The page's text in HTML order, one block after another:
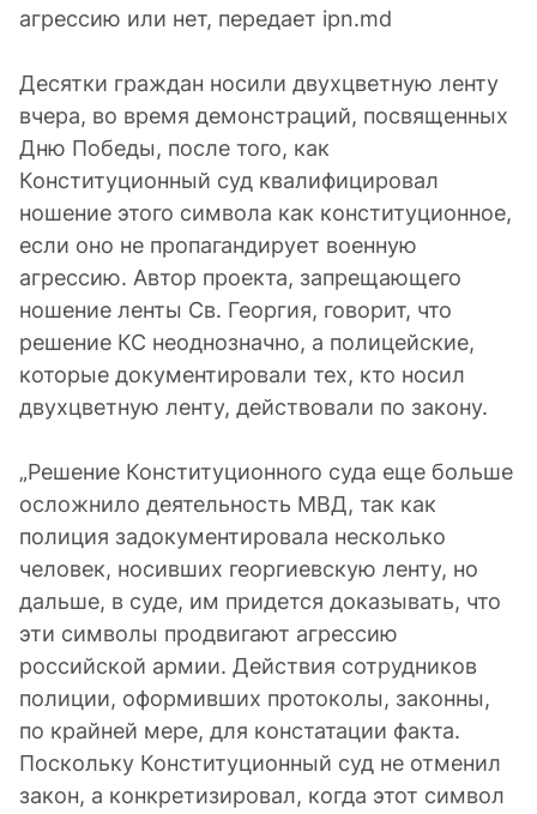
агрессию или нет, передает ipn.md
Десятки граждан носили двухцветную ленту
вчера, во время демонстраций, посвященных
Дню Победы, после того, как
Конституционный суд квалифицировал
ношение этого символа как конституционное,
если оно не пропагандирует военную
агрессию. Автор проекта, запрещающего
ношение ленты Св. Георгия, говорит, что
решение КС неоднозначно, а полицейские,
которые документировали тех, кто носил
двухцветную ленту, действовали по закону.
„Решение Конституционного суда еще больше
осложнило деятельность МВД, так как
полиция задокументировала несколько
человек, носивших георгиевскую ленту, но
дальше, в суде, им придется доказывать, что
эти символы продвигают агрессию
российской армии. Действия сотрудников
полиции, оформивших протоколы, законны,
по крайней мере, для констатации факта.
Поскольку Конституционный суд не отменил
закон, а конкретизировал, когда этот символ